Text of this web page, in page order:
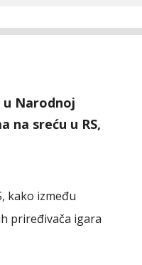
u Narodnoj
na sreću u RS,
kako između
priređivača igara